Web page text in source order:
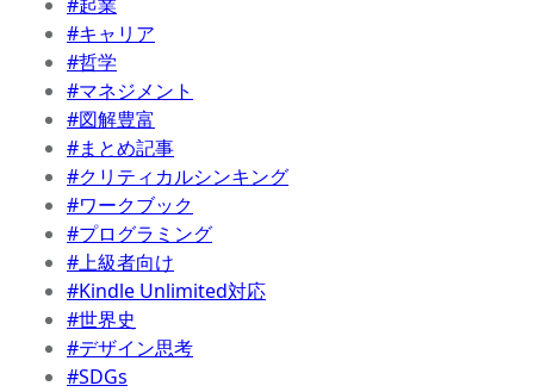
#キャリア
#哲学
#マネジメント
#図解豊富
#まとめ記事
#クリティカルシンキング
#ワークブック
#プログラミング
#上級者向け
#Kindle Unlimited対応
#世界史
#デザイン思考
#SDGs